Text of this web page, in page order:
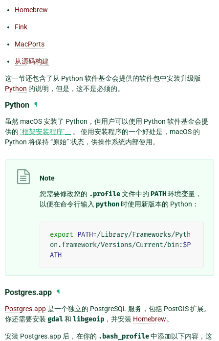
Homebrew
Fink
MacPorts
从源码构建
这一节还包含了从 Python 软件基金会提供的软件包中安装升级版
Python 的说明，但是，这不是必须的。
Python ¶
虽然 macOS 安装了 Python，但用户可以使用 Python 软件基金会提
供的 `框架安装程序`__
。 使用安装程序的一个好处是，macOS 的
Python 将保持 “原始” 状态，供操作系统内部使用。
Note
您需要修改您的 .profile文件中的 PATH环境变量，
以便在命令行输入 python 时使用新版本的 Python：
export PATH=/Library/Frameworks/Pyth
on.framework/Versions/Current/bin:$P
ATH
Postgres.app ¶
Postgres.app是一个独立的 PostgreSQL 服务，包括 PostGIS 扩展。
你还需要安装 gdal和 libgeoip ，并安装 Homebrew。
安装 Postgres.app 后，在你的 .bash_profile中添加以下内容，这